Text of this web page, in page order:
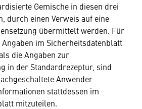
Gemische in diesen drei
durch einen Verweis auf eine
übermittelt werden. Für
im Sicherheitsdatenblatt
die Angaben zur
in der Standardrezeptur, sind
Anwender
stattdessen im
mitzuteilen.